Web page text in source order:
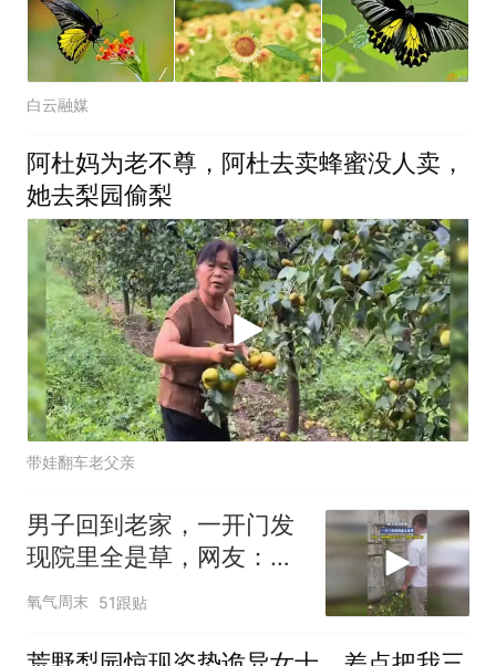
白云融媒
阿杜妈为老不尊，阿杜去卖蜂蜜没人卖，
她去梨园偷梨
带娃翻车老父亲
男子回到老家，一开门发
现院里全是草，网友：满
院春色关不住，一把镰刀
氧气周末 51跟贴